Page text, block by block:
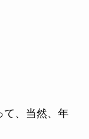
て、当然、年